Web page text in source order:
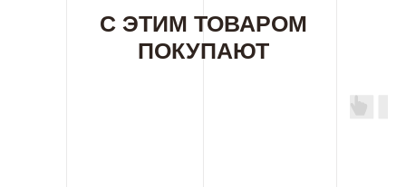
С ЭТИМ ТОВАРОМ
ПОКУПАЮТ